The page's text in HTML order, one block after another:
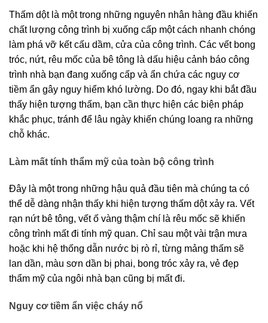
Thấm dột là một trong những nguyên nhân hàng đầu khiến
chất lượng công trình bị xuống cấp một cách nhanh chóng
làm phá vỡ kết cấu dầm, cửa của công trình. Các vết bong
tróc, nứt, rêu mốc của bê tông là dấu hiệu cảnh báo công
trình nhà bạn đang xuống cấp và ẩn chứa các nguy cơ
tiềm ẩn gây nguy hiểm khó lường. Do đó, ngay khi bắt đầu
thấy hiện tượng thấm, bạn cần thực hiện các biện pháp
khắc phục, tránh để lâu ngày khiến chúng loang ra những
chỗ khác.
Làm mất tính thẩm mỹ của toàn bộ công trình
Đây là một trong những hậu quả đầu tiên mà chúng ta có
thể dễ dàng nhận thấy khi hiện tượng thấm dột xảy ra. Vết
rạn nứt bê tông, vết ố vàng thậm chí là rêu mốc sẽ khiến
công trình mất đi tính mỹ quan. Chỉ sau một vài trận mưa
hoặc khi hệ thống dẫn nước bị rò rỉ, từng mảng thấm sẽ
lan dần, màu sơn dần bị phai, bong tróc xảy ra, vẻ đẹp
thẩm mỹ của ngôi nhà bạn cũng bị mất đi.
Nguy cơ tiềm ẩn việc cháy nổ